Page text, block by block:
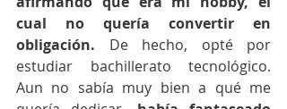
cual no quería convertir en
obligación. De hecho, opté por
estudiar bachillerato tecnológico.
Aun no sabía muy bien a qué me